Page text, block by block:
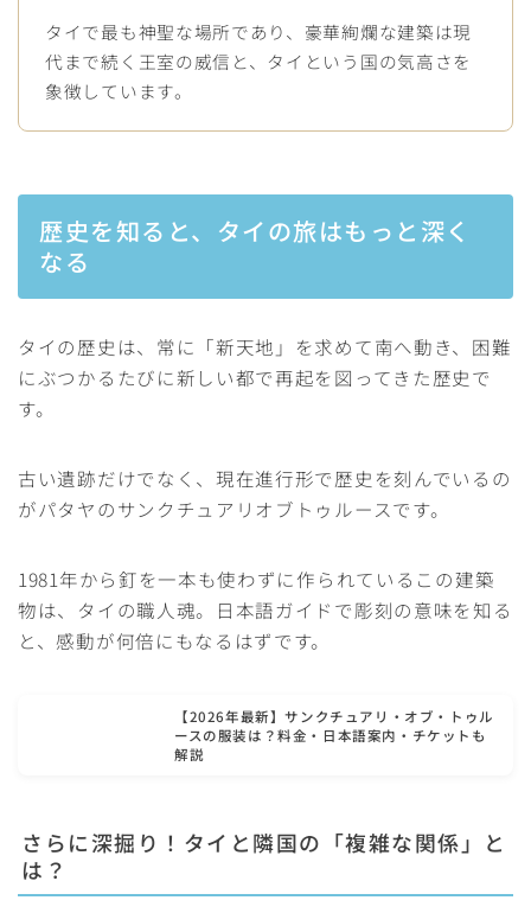
タイで最も神聖な場所であり、豪華絢爛な建築は現
代まで続く王室の威信と、タイという国の気高さを
象徴しています。
歴史を知ると、タイの旅はもっと深く
なる
タイの歴史は、常に「新天地」を求めて南へ動き、困難
にぶつかるたびに新しい都で再起を図ってきた歴史で
す。
古い遺跡だけでなく、現在進行形で歴史を刻んでいるの
がパタヤのサンクチュアリオブトゥルースです。
1981年から釘を一本も使わずに作られているこの建築
物は、タイの職人魂。日本語ガイドで彫刻の意味を知る
と、感動が何倍にもなるはずです。
【2026年最新】サンクチュアリ・オブ・トゥル
ースの服装は？料金・日本語案内・チケットも
解説
さらに深掘り！タイと隣国の「複雑な関係」と
は？